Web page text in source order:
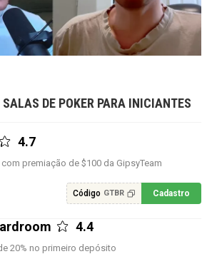
DE POKER PARA INICIANTES
4.7
premiação de $100 da GipsyTeam
Código GTBR Cadastro
4.4
20% no primeiro depósito